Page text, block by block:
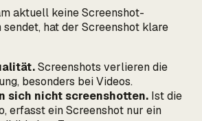
aktuell keine Screenshot-
hat der Screenshot klare
Screenshots verlieren die
besonders bei Videos.
sich nicht screenshotten. Ist die
erfasst ein Screenshot nur ein